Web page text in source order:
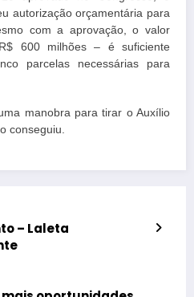
autorização orçamentária para
com a aprovação, o valor
600 milhões – é suficiente
parcelas necessárias para
manobra para tirar o Auxílio
conseguiu.
– Laleta